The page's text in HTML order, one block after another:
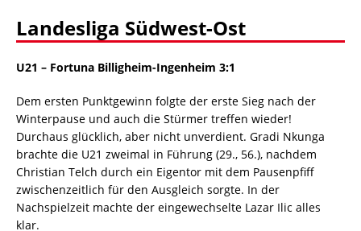
Landesliga Südwest-Ost
U21 – Fortuna Billigheim-Ingenheim 3:1
Dem ersten Punktgewinn folgte der erste Sieg nach der
Winterpause und auch die Stürmer treffen wieder!
Durchaus glücklich, aber nicht unverdient. Gradi Nkunga
brachte die U21 zweimal in Führung (29., 56.), nachdem
Christian Telch durch ein Eigentor mit dem Pausenpfiff
zwischenzeitlich für den Ausgleich sorgte. In der
Nachspielzeit machte der eingewechselte Lazar Ilic alles
klar.